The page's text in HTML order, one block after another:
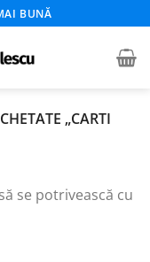
BUNĂ
„CARTI
se potrivească cu